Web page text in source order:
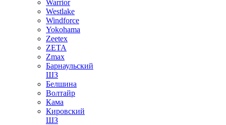
Warrior
Westlake
Windforce
Yokohama
Zeetex
ZETA
Zmax
Барнаульский
ШЗ
Белшина
Волтайр
Кама
Кировский
ШЗ